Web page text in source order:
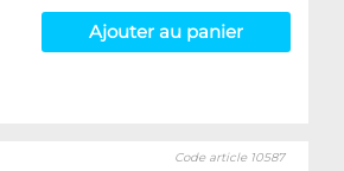
Ajouter au panier
Code article 10587